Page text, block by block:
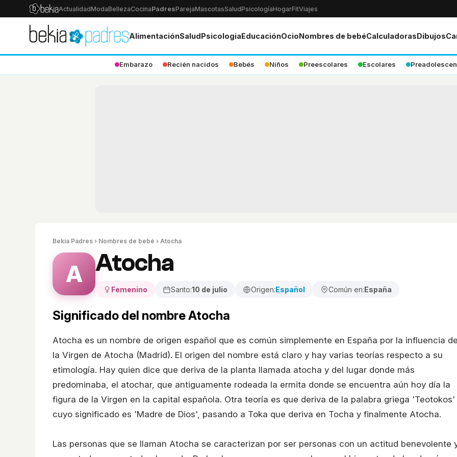
ActualidadModaBellezaCocinaPadresParejaMascotasSaludPsicologíaHogarFitViajes
AlimentaciónSaludPsicologiaEducaciónOcioNombres de bebéCalculadorasDibujos
Embarazo Recién nacidos Bebés Niños Preescolares Escolares
Bekia Padres › Nombres de bebé › Atocha
A Atocha
Femenino Santo:10 de julio Origen:Español Común en:España
Significado del nombre Atocha
Atocha es un nombre de origen español que es común simplemente en España por la influencia
la Virgen de Atocha (Madrid). El origen del nombre está claro y hay varias teorías respecto a su
etimología. Hay quien dice que deriva de la planta llamada atocha y del lugar donde más
predominaba, el atochar, que antiguamente rodeada la ermita donde se encuentra aún hoy día la
figura de la Virgen en la capital española. Otra teoría es que deriva de la palabra griega 'Teotokos'
cuyo significado es 'Madre de Dios', pasando a Toka que deriva en Tocha y finalmente Atocha.
Las personas que se llaman Atocha se caracterizan por ser personas con un actitud benevolente